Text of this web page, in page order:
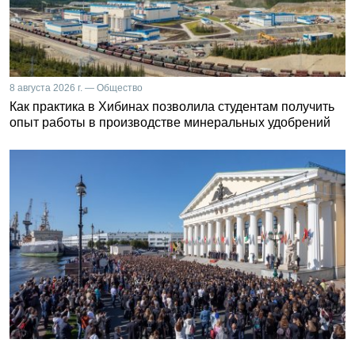
8 августа 2026 г. — Общество
Как практика в Хибинах позволила студентам получить
опыт работы в производстве минеральных удобрений